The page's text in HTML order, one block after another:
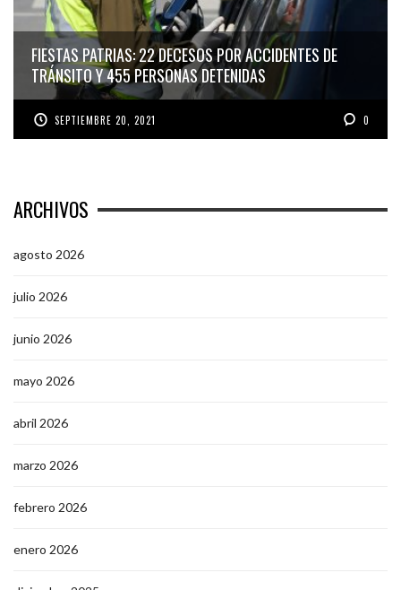
FIESTAS PATRIAS: 22 DECESOS POR ACCIDENTES DE
TRÁNSITO Y 455 PERSONAS DETENIDAS
SEPTIEMBRE 20, 2021 0
ARCHIVOS
agosto 2026
julio 2026
junio 2026
mayo 2026
abril 2026
marzo 2026
febrero 2026
enero 2026